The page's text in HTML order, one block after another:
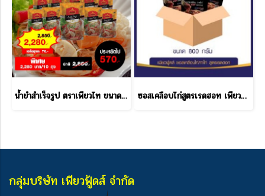
น้ำยำสำเร็จรูป ตราเพียวไท ขนาด 850 กรัม ราคาส่ง ซอสเคลือบไก่สูตรเรดฮอท เพียวฟู้ดส์ 800 กรัม ราคาส่ง
กลุ่มบริษัท เพียวฟู้ดส์ จำกัด